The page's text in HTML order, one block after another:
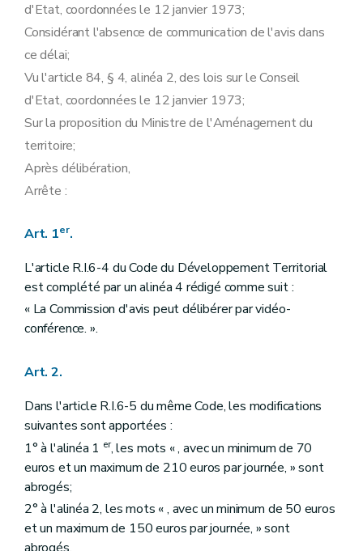
d'Etat, coordonnées le 12 janvier 1973;
Considérant l'absence de communication de l'avis dans
ce délai;
Vu l'article 84, § 4, alinéa 2, des lois sur le Conseil
d'Etat, coordonnées le 12 janvier 1973;
Sur la proposition du Ministre de l'Aménagement du
territoire;
Après délibération,
Arrête :
Art. 1er.
L'article R.I.6-4 du Code du Développement Territorial
est complété par un alinéa 4 rédigé comme suit :
« La Commission d'avis peut délibérer par vidéo-
conférence. ».
Art. 2.
Dans l'article R.I.6-5 du même Code, les modifications
suivantes sont apportées :
1° à l'alinéa 1 er, les mots « , avec un minimum de 70
euros et un maximum de 210 euros par journée, » sont
abrogés;
2° à l'alinéa 2, les mots « , avec un minimum de 50 euros
et un maximum de 150 euros par journée, » sont